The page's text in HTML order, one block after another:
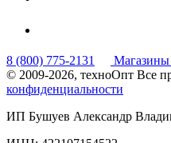
8 (800) 775-2131
Магазины
© 2009-2026, техноОпт Все
конфиденциальности
ИП Бушуев Александр